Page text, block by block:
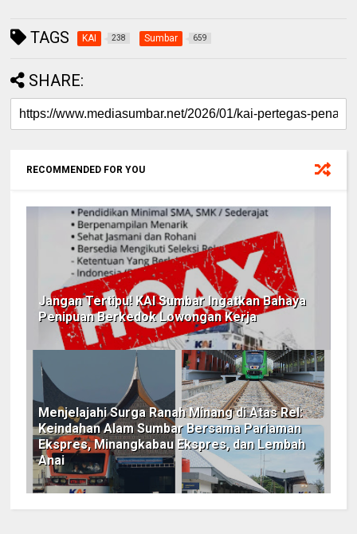
TAGS KAI 238 Sumbar 659
SHARE:
RECOMMENDED FOR YOU
Jangan Tertipu! KAI Sumbar Ingatkan Bahaya
Penipuan Berkedok Lowongan Kerja
Menjelajahi Surga Ranah Minang di Atas Rel:
Keindahan Alam Sumbar Bersama Pariaman
Ekspres, Minangkabau Ekspres, dan Lembah
Anai